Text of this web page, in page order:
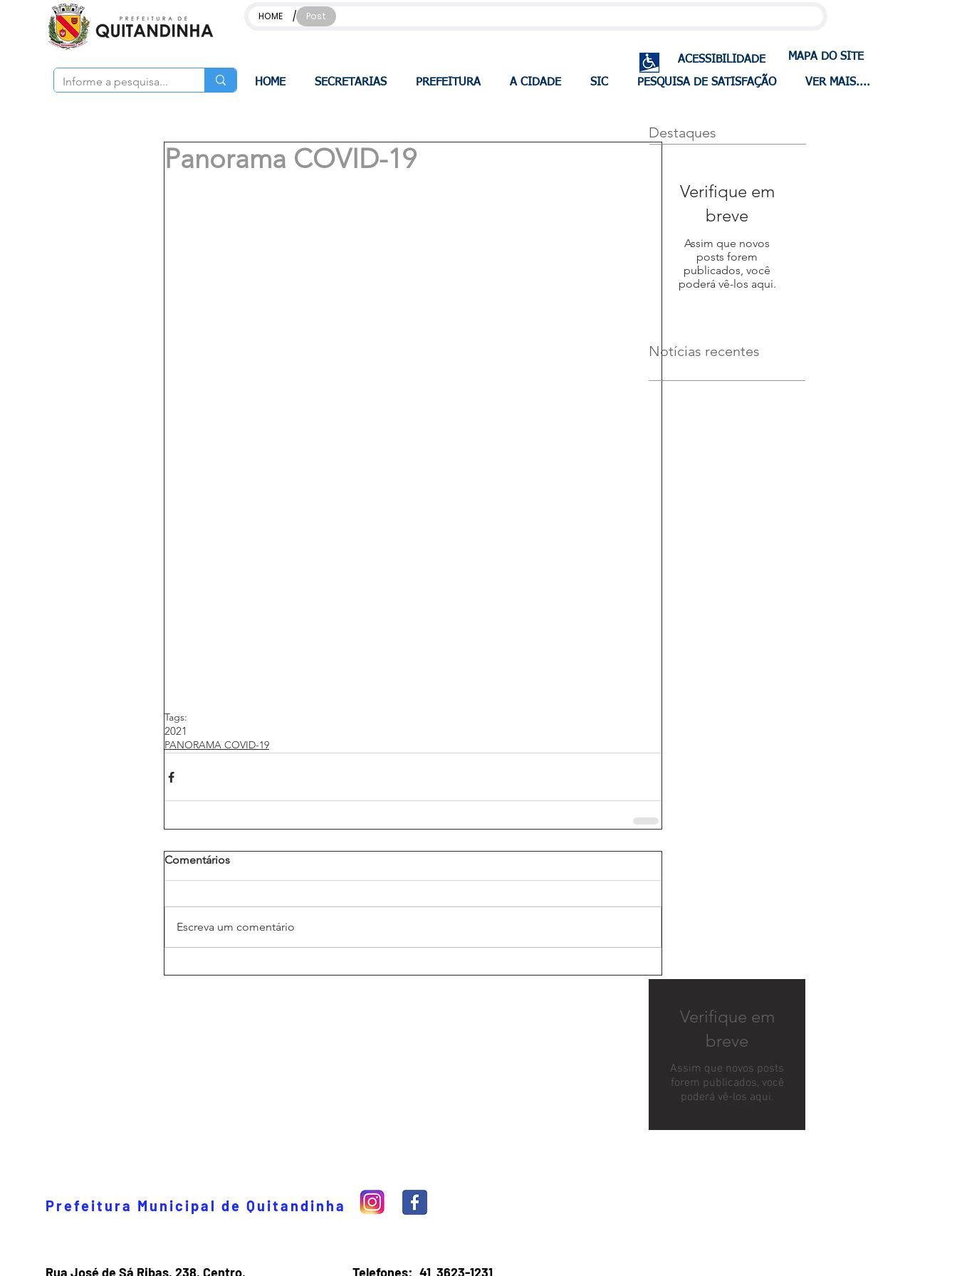
HOME / Post
ACESSIBILIDADE MAPA DO SITE
HOME SECRETARIAS PREFEITURA A CIDADE SIC PESQUISA DE SATISFAÇÃO VER MAIS....
Panorama COVID-19
Tags:
2021
PANORAMA COVID-19
Comentários
Escreva um comentário
Destaques
Verifique em
breve
Assim que novos
posts forem
publicados, você
poderá vê-los aqui.
Notícias recentes
Verifique em
breve
Assim que novos posts
forem publicados, você
poderá vê-los aqui.
Prefeitura Municipal de Quitandinha
Rua José de Sá Ribas, 238, Centro, Telefones: 41 3623-1231